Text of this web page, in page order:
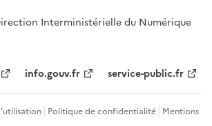
Interministérielle du Numérique
info.gouv.fr service-public.fr
Politique de confidentialité Mentions